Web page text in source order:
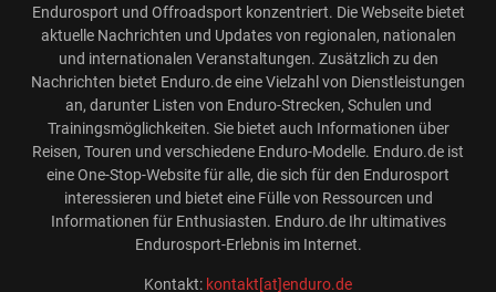
Endurosport und Offroadsport konzentriert. Die Webseite bietet
aktuelle Nachrichten und Updates von regionalen, nationalen
und internationalen Veranstaltungen. Zusätzlich zu den
Nachrichten bietet Enduro.de eine Vielzahl von Dienstleistungen
an, darunter Listen von Enduro-Strecken, Schulen und
Trainingsmöglichkeiten. Sie bietet auch Informationen über
Reisen, Touren und verschiedene Enduro-Modelle. Enduro.de ist
eine One-Stop-Website für alle, die sich für den Endurosport
interessieren und bietet eine Fülle von Ressourcen und
Informationen für Enthusiasten. Enduro.de Ihr ultimatives
Endurosport-Erlebnis im Internet.
Kontakt: kontakt[at]enduro.de